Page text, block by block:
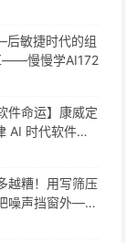
后敏捷时代的组
——慢慢学AI172
件命运】康威定
时代软件工
越糟！用写筛压
噪声挡窗外——